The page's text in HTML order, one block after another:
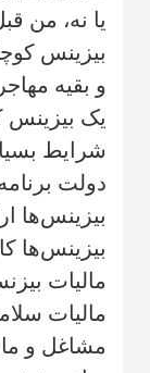
یا نه، من
بیزینس
و بقیه
یک
شرایط
دولت
بیزینس‌ها
بیزینس‌ها
مالیات
مالیات
مشاغل و